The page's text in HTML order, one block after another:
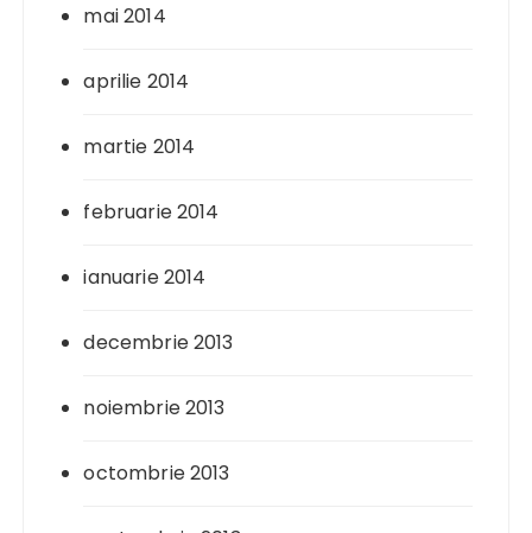
mai 2014
aprilie 2014
martie 2014
februarie 2014
ianuarie 2014
decembrie 2013
noiembrie 2013
octombrie 2013